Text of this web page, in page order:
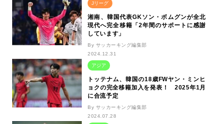
Jリーグ
湘南、韓国代表GKソン・ボムグンが全北
現代へ完全移籍「2年間のサポートに感謝
しています」
By サッカーキング編集部
2024.12.31
アジア
トッテナム、韓国の18歳FWヤン・ミンヒ
ョクの完全移籍加入を発表！ 2025年1月
に合流予定
By サッカーキング編集部
2024.07.28